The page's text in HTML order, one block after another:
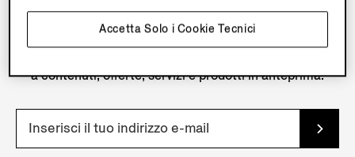
NEWSLETTER
a contenuti, offerte, servizi e prodotti in anteprima.
Accetta Solo i Cookie Tecnici